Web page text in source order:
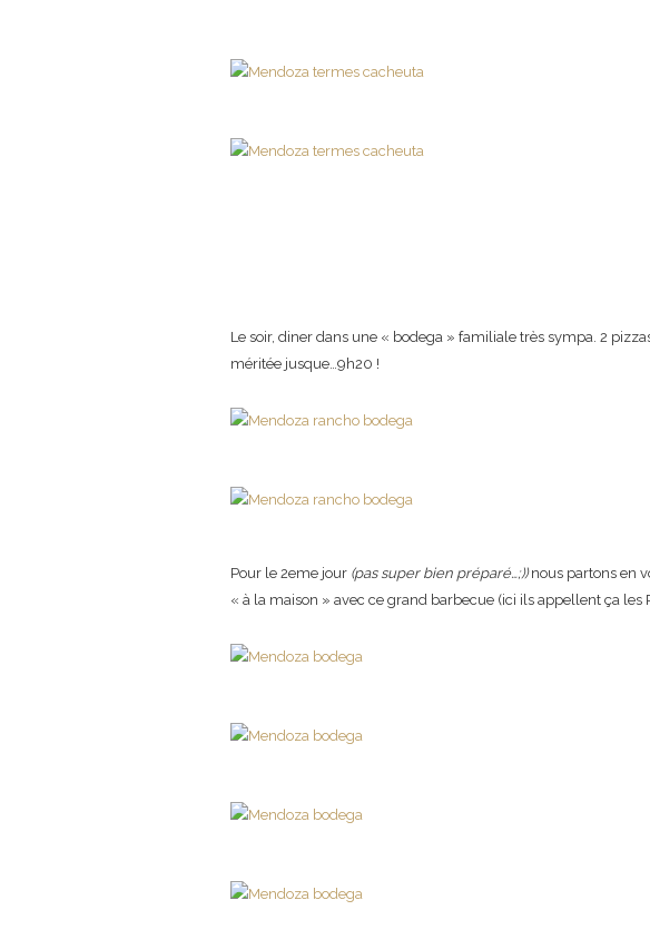
Le soir, diner dans une « bodega » familiale très sympa. 2
méritée jusque…9h20 !
Pour le 2eme jour (pas super bien préparé…;))nous partons en
« à la maison » avec ce grand barbecue (ici ils appellent ça